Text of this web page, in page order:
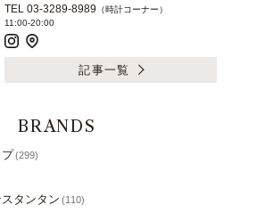
TEL 03-3289-8989 （時計コーナー）
11:00-20:00
記事一覧
BRANDS
(299)
タンタン (110)